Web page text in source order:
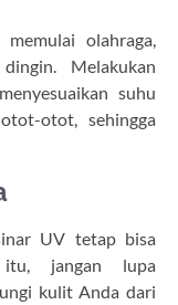
olahraga,
Melakukan
suhu
otot, sehingga
UV tetap bisa
itu, jangan lupa
kulit Anda dari